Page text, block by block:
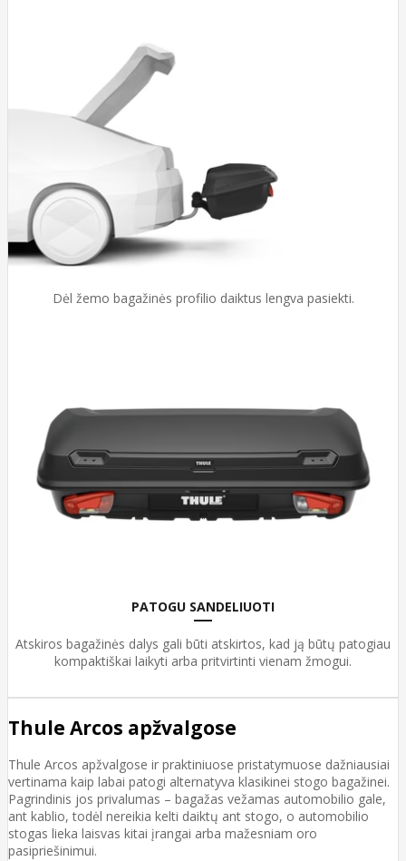
Dėl žemo bagažinės profilio daiktus lengva pasiekti.
PATOGU SANDELIUOTI
Atskiros bagažinės dalys gali būti atskirtos, kad ją būtų patogiau
kompaktiškai laikyti arba pritvirtinti vienam žmogui.
Thule Arcos apžvalgose
Thule Arcos apžvalgose ir praktiniuose pristatymuose dažniausiai
vertinama kaip labai patogi alternatyva klasikinei stogo bagažinei.
Pagrindinis jos privalumas – bagažas vežamas automobilio gale,
ant kablio, todėl nereikia kelti daiktų ant stogo, o automobilio
stogas lieka laisvas kitai įrangai arba mažesniam oro
pasipriešinimui.